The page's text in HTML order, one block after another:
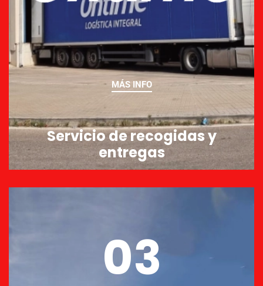
MÁS INFO
Servicio de recogidas y
entregas
03